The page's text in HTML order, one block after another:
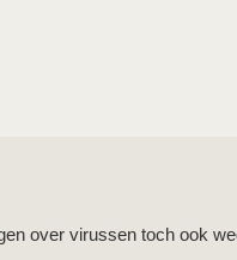
over virussen toch ook